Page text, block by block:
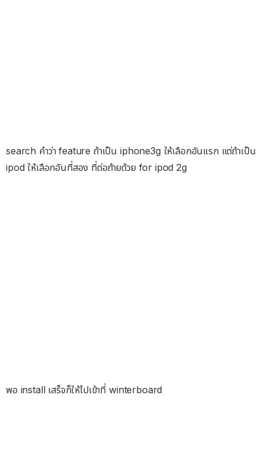
search คำว่า feature ถ้าเป็น iphone3g ให้เลือกอันแรก แต่ถ้าเป็น
ipod ให้เลือกอันที่สอง ที่ต่อถ้ายด้วย for ipod 2g
พอ install เสร็จก็ให้ไปเข้าที่ winterboard